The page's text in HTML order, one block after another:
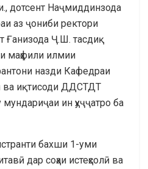
дотсент Наҷмиддинзода
аз ҷониби ректори
Ғанизода Ҷ.Ш. тасдиқ
маҳфили илмии
назди Кафедраи
ва иқтисоди ДДСТДТ
ин ҳуҷҷатро ба
бахши 1-уми
дар соҳаи истеҳсолӣ ва